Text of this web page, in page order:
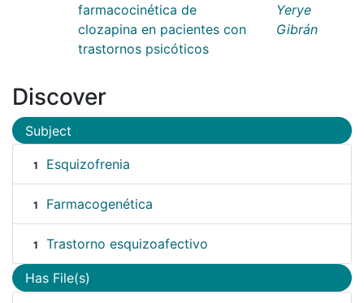
farmacocinética de
clozapina en pacientes con
trastornos psicóticos
Yerye
Gibrán
Discover
Subject
1 Esquizofrenia
1 Farmacogenética
1 Trastorno esquizoafectivo
Has File(s)